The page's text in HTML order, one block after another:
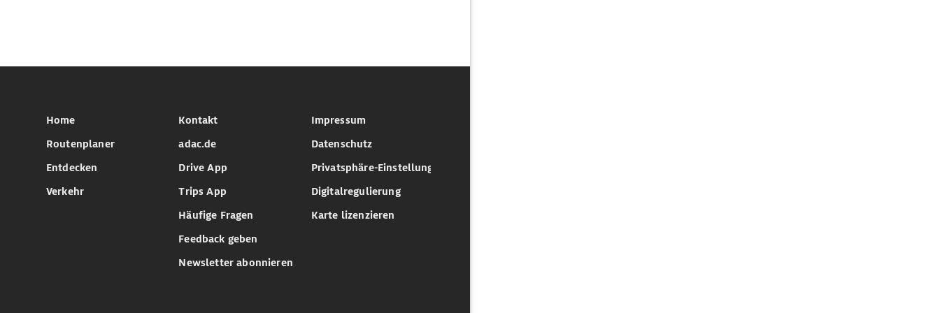
Home
Routenplaner
Entdecken
Verkehr
Kontakt
adac.de
Drive App
Trips App
Häufige Fragen
Feedback geben
Newsletter abonnieren
Impressum
Datenschutz
Privatsphäre-Einstellungen
Digitalregulierung
Karte lizenzieren